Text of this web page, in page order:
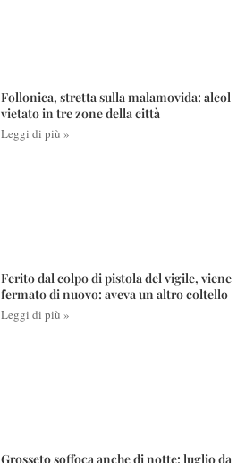
Follonica, stretta sulla malamovida: alcol
vietato in tre zone della città
Leggi di più »
Ferito dal colpo di pistola del vigile, viene
fermato di nuovo: aveva un altro coltello
Leggi di più »
Grosseto soffoca anche di notte: luglio da